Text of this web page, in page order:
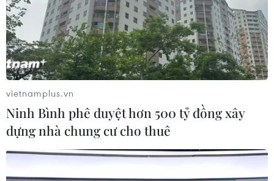
Theo dõi VietnamPlus
TIN LIÊN QUAN
vietnamplus.vn
Ninh Bình phê duyệt hơn 500 tỷ đồng xây
dựng nhà chung cư cho thuê